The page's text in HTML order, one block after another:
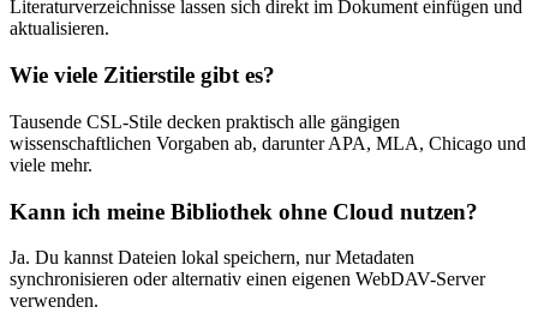
Literaturverzeichnisse lassen sich direkt im Dokument einfügen und
aktualisieren.
Wie viele Zitierstile gibt es?
Tausende CSL-Stile decken praktisch alle gängigen
wissenschaftlichen Vorgaben ab, darunter APA, MLA, Chicago und
viele mehr.
Kann ich meine Bibliothek ohne Cloud nutzen?
Ja. Du kannst Dateien lokal speichern, nur Metadaten
synchronisieren oder alternativ einen eigenen WebDAV-Server
verwenden.